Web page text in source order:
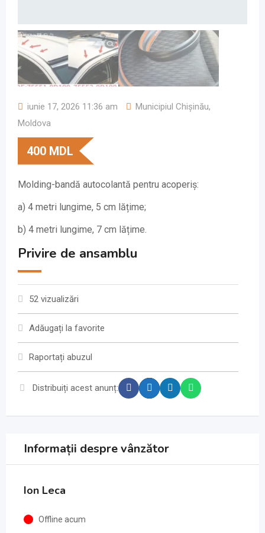
iunie 17, 2026 11:36 am Municipiul Chișinău,
Moldova
400 MDL
Molding-bandă autocolantă pentru acoperiș:
a) 4 metri lungime, 5 cm lățime;
b) 4 metri lungime, 7 cm lățime.
Privire de ansamblu
52 vizualizări
Adăugați la favorite
Raportați abuzul
Distribuiți acest anunț:
Informații despre vânzător
Ion Leca
Offline acum